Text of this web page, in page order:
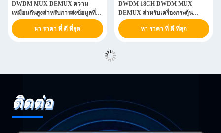
DWDM MUX DEMUX ความ
เหมือนกันสูงสําหรับการส่งข้อมูลที่
คงที่ในแอพลิเคชั่นระยะไกล
หา ราคา ที่ ดี ที่สุด
DWDM 18CH DWDM MUX
DEMUX สําหรับเครื่องกระตุ้น
ไฟเบอร์ออปติก
หา ราคา ที่ ดี ที่สุด
ติดต่อ